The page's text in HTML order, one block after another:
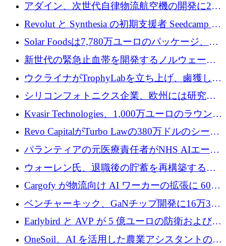
フォームのために 50 万ユーロを調達
アダイン、次世代自律物流航空機の開発に250
万ユーロを確保
Revolut と Synthesia の初期支援者 Seedcamp が
3 億 2,000 万ドルを調達、米国に投資
Solar Foodsは7,780万ユーロのパッケージ、5
億ユーロの防衛および二重用途成長基金EDM
を開始、ヨーロッパのシリコンフォトニクス
に警告
新世代の緊急止血帯を開発するノルウェーの
スタートアップ企業を紹介する
ウクライナがTrophyLabを立ち上げ、鹵獲した
ロシア兵器を戦場の研究開発プラットフォー
ムに変える
シリコンフォトニクス企業、欧州には研究を
商業的に成功させるためのインフラが不足し
Kvasir Technologies、1,000万ユーロのラウンド
で成長を促進
Revo CapitalがTurbo Lawの380万ドルのシード
ラウンドを主導し、訴訟プラットフォームを
パランティアの元医療責任者がNHS AIエージ
ェントの立ち上げに1,000万ポンドを調達
ウォーレン氏、退職後の貯蓄を再構築するた
めに1,000万ユーロを調達
Cargofy が物流向け AI ワーカーの拡張に 600
万ドルを獲得
ベンチャーキック、GaNチップ開発に16万3千
ユーロでMinisaを支援
Earlybird と AVP が 5 億ユーロの防衛および二
重用途の成長基金である E2D を立ち上げる
OneSoil、AI を活用した農業アシスタントの拡